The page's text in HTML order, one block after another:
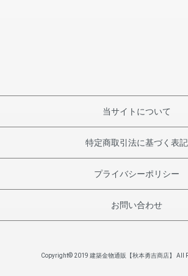
当サイトについて
特定商取引法に基づく表記
プライバシーポリシー
お問い合わせ
Copyright© 2019 建築金物通販【秋本勇吉商店】 All